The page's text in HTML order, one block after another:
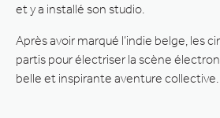
et y a installé son studio.
Après avoir marqué l’indie belge, les
partis pour électriser la scène
belle et inspirante aventure collective.